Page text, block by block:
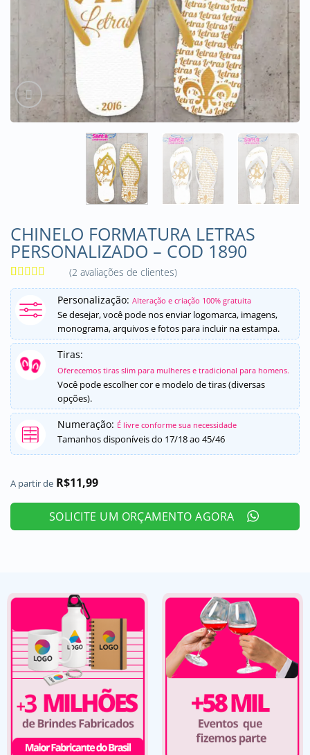
CHINELO FORMATURA LETRAS
PERSONALIZADO – COD 1890
Avaliado
como
5, com
baseado em
2
avaliações
de clientes
(2 avaliações de clientes)
Personalização: Alteração e criação 100% gratuita
Se desejar, você pode nos enviar logomarca, imagens,
monograma, arquivos e fotos para incluir na estampa.
Tiras:
Oferecemos tiras slim para mulheres e tradicional para homens.
Você pode escolher cor e modelo de tiras (diversas
opções).
Numeração: É livre conforme sua necessidade
Tamanhos disponíveis do 17/18 ao 45/46
A partir de R$11,99
SOLICITE UM ORÇAMENTO AGORA